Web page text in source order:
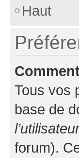
Haut
Tous vos
base de
forum).